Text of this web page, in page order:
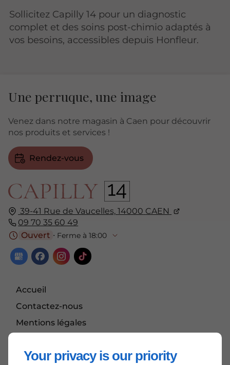
Your privacy is our priority
Sollicitez Capilly 14 pour un diagnostic
complet et des soins post-chimio adaptés à
vos besoins, accessibles depuis Honfleur.
39-41 Rue de Vaucelles, 14000 CAEN
09 70 35 60 49
Ouvert ⋅ Ferme à 18:00
Accueil
Contactez-nous
Mentions légales
Une perruque, une image
Venez dans notre magasin à Caen pour découvrir
nos produits et services !
Rendez-vous